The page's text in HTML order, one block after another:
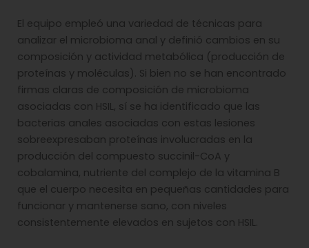
El equipo empleó una variedad de técnicas para
analizar el microbioma anal y definió cambios en su
composición y actividad metabólica (producción de
proteínas y moléculas). Si bien no se han encontrado
firmas claras de composición de microbioma
asociadas con HSIL, sí se ha identificado que las
bacterias anales asociadas con estas lesiones
sobreexpresaban proteínas involucradas en la
producción del compuesto succinil-CoA y
cobalamina, nutriente del complejo de la vitamina B
que el cuerpo necesita en pequeñas cantidades para
funcionar y mantenerse sano, con niveles
consistentemente elevados en sujetos con HSIL.